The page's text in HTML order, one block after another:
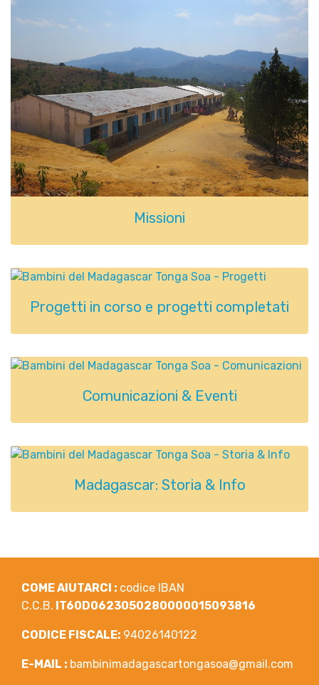
Missioni
Progetti in corso e progetti completati
Comunicazioni & Eventi
Madagascar: Storia & Info
COME AIUTARCI : codice IBAN
C.C.B. IT60D0623050280000015093816
CODICE FISCALE: 94026140122
E-MAIL : bambinimadagascartongasoa@gmail.com